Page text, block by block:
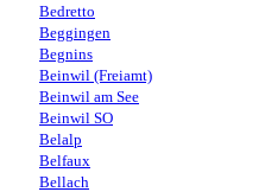
Bedretto
Beggingen
Begnins
Beinwil (Freiamt)
Beinwil am See
Beinwil SO
Belalp
Belfaux
Bellach